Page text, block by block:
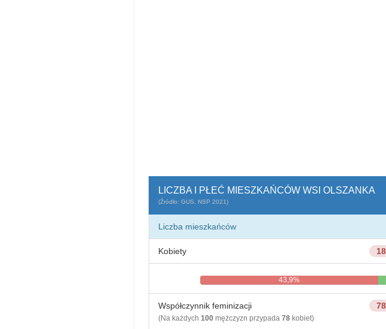
LICZBA I PŁEĆ MIESZKAŃCÓW WSI OLSZANKA
(Źródło: GUS, NSP 2021)
Liczba mieszkańców
18
Kobiety
43,9%
78
Współczynnik feminizacji
(Na każdych 100mężczyzn przypada 78kobiet)